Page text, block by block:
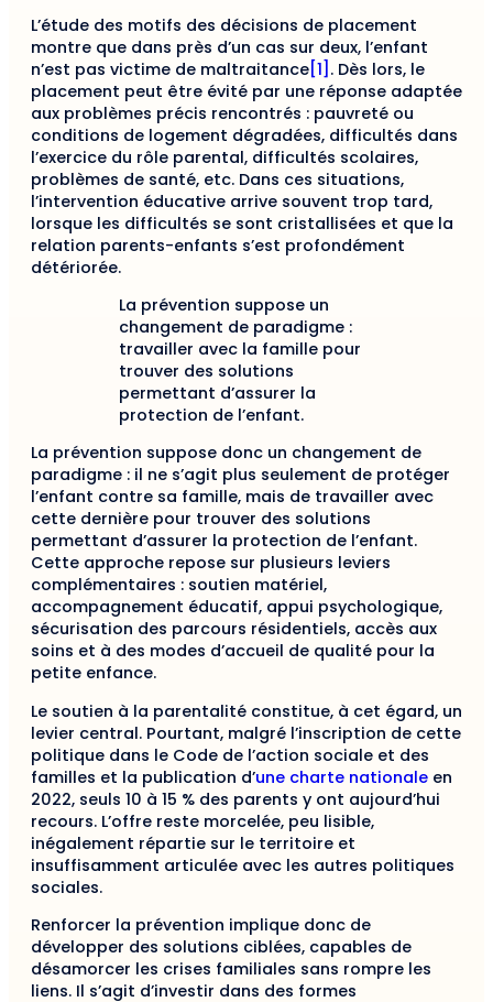
L’étude des motifs des décisions de placement
montre que dans près d’un cas sur deux, l’enfant
n’est pas victime de maltraitance[1] . Dès lors, le
placement peut être évité par une réponse adaptée
aux problèmes précis rencontrés : pauvreté ou
conditions de logement dégradées, difficultés dans
l’exercice du rôle parental, difficultés scolaires,
problèmes de santé, etc. Dans ces situations,
l’intervention éducative arrive souvent trop tard,
lorsque les difficultés se sont cristallisées et que la
relation parents-enfants s’est profondément
détériorée.
La prévention suppose un
changement de paradigme :
travailler avec la famille pour
trouver des solutions
permettant d’assurer la
protection de l’enfant.
La prévention suppose donc un changement de
paradigme : il ne s’agit plus seulement de protéger
l’enfant contre sa famille, mais de travailler avec
cette dernière pour trouver des solutions
permettant d’assurer la protection de l’enfant.
Cette approche repose sur plusieurs leviers
complémentaires : soutien matériel,
accompagnement éducatif, appui psychologique,
sécurisation des parcours résidentiels, accès aux
soins et à des modes d’accueil de qualité pour la
petite enfance.
Le soutien à la parentalité constitue, à cet égard, un
levier central. Pourtant, malgré l’inscription de cette
politique dans le Code de l’action sociale et des
familles et la publication d’une charte nationale en
2022, seuls 10 à 15 % des parents y ont aujourd’hui
recours. L’offre reste morcelée, peu lisible,
inégalement répartie sur le territoire et
insuffisamment articulée avec les autres politiques
sociales.
Renforcer la prévention implique donc de
développer des solutions ciblées, capables de
désamorcer les crises familiales sans rompre les
liens. Il s’agit d’investir dans des formes